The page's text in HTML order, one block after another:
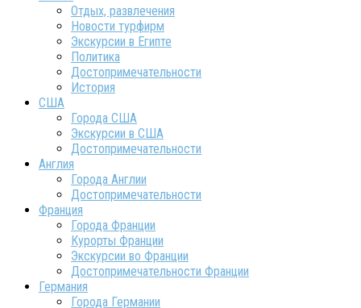
Отдых, развлечения
Новости турфирм
Экскурсии в Египте
Политика
Достопримечательности
История
США
Города США
Экскурсии в США
Достопримечательности
Англия
Города Англии
Достопримечательности
Франция
Города Франции
Курорты Франции
Экскурсии во Франции
Достопримечательности Франции
Германия
Города Германии